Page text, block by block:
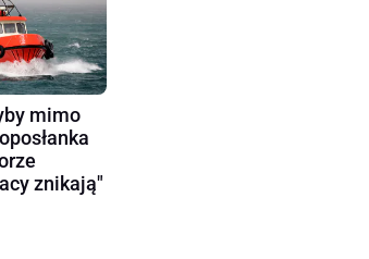
mimo
znikają"